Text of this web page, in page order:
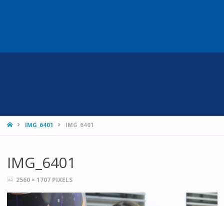
HOMEIMG_6401 IMG_6401
IMG_6401
FULL2560 × 1707 PIXELS